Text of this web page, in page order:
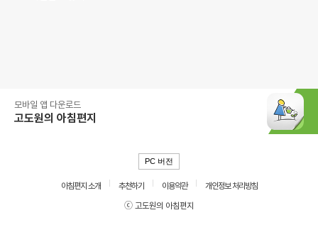
모바일 앱 다운로드
고도원의 아침편지
PC 버전
아침편지 소개 추천하기 이용약관
개인정보 처리방침
ⓒ 고도원의 아침편지